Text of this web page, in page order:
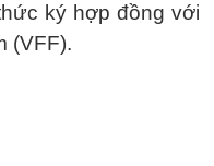
ký hợp đồng với
(VFF).